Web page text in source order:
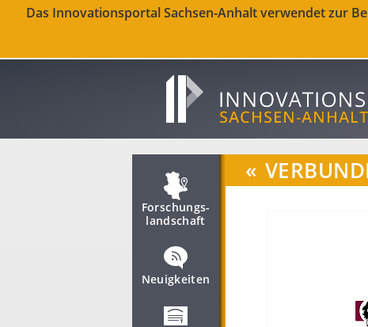
Das Innovationsportal Sachsen-Anhalt verwendet zur
Forschungs­
landschaft
Neuigkeiten
«